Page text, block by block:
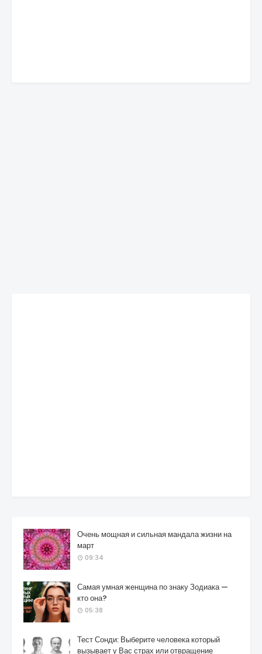
Очень мощная и сильная мандала жизни на
март
09:34
Самая умная женщина по знаку Зодиака —
кто она?
05:38
Тест Сонди: Выберите человека который
вызывает у Вас страх или отвращение